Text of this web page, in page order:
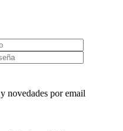
novedades por email